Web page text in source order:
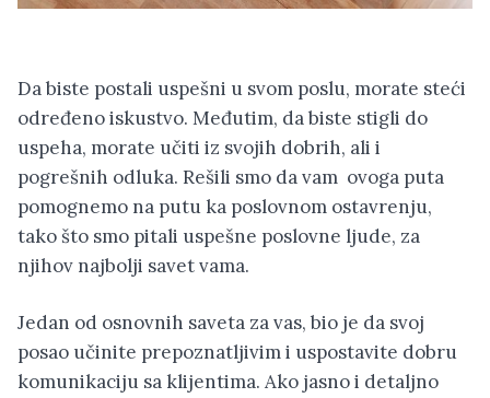
Da biste postali uspešni u svom poslu, morate steći
određeno iskustvo. Međutim, da biste stigli do
uspeha, morate učiti iz svojih dobrih, ali i
pogrešnih odluka. Rešili smo da vam ovoga puta
pomognemo na putu ka poslovnom ostavrenju,
tako što smo pitali uspešne poslovne ljude, za
njihov najbolji savet vama.
Jedan od osnovnih saveta za vas, bio je da svoj
posao učinite prepoznatljivim i uspostavite dobru
komunikaciju sa klijentima. Ako jasno i detaljno